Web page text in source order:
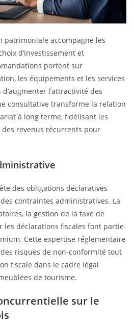
patrimoniale accompagne les
d’investissement et
portent sur
les équipements et les services
l’attractivité des
consultative transforme la relation
à long terme, fidélisant les
revenus récurrents pour
des obligations déclaratives
contraintes administratives. La
la gestion de la taxe de
les déclarations fiscales font partie
Cette expertise réglementaire
risques de non-conformité tout
fiscale dans le cadre légal
de tourisme.
sur le